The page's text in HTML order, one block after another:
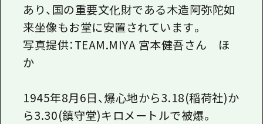
あり、国の重要文化財である木造阿弥陀如
来坐像もお堂に安置されています。
写真提供：TEAM.MIYA 宮本健吾さん ほ
か
1945年8月6日、爆心地から3.18(稲荷社)か
ら3.30(鎮守堂)キロメートルで被爆。